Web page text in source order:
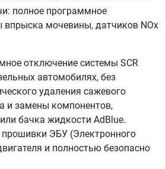
полное программное
впрыска мочевины, датчиков NOx
отключение системы SCR
автомобилях, без
удаления сажевого
и замены компонентов,
бачка жидкости AdBlue.
прошивки ЭБУ (Электронного
и полностью безопасно